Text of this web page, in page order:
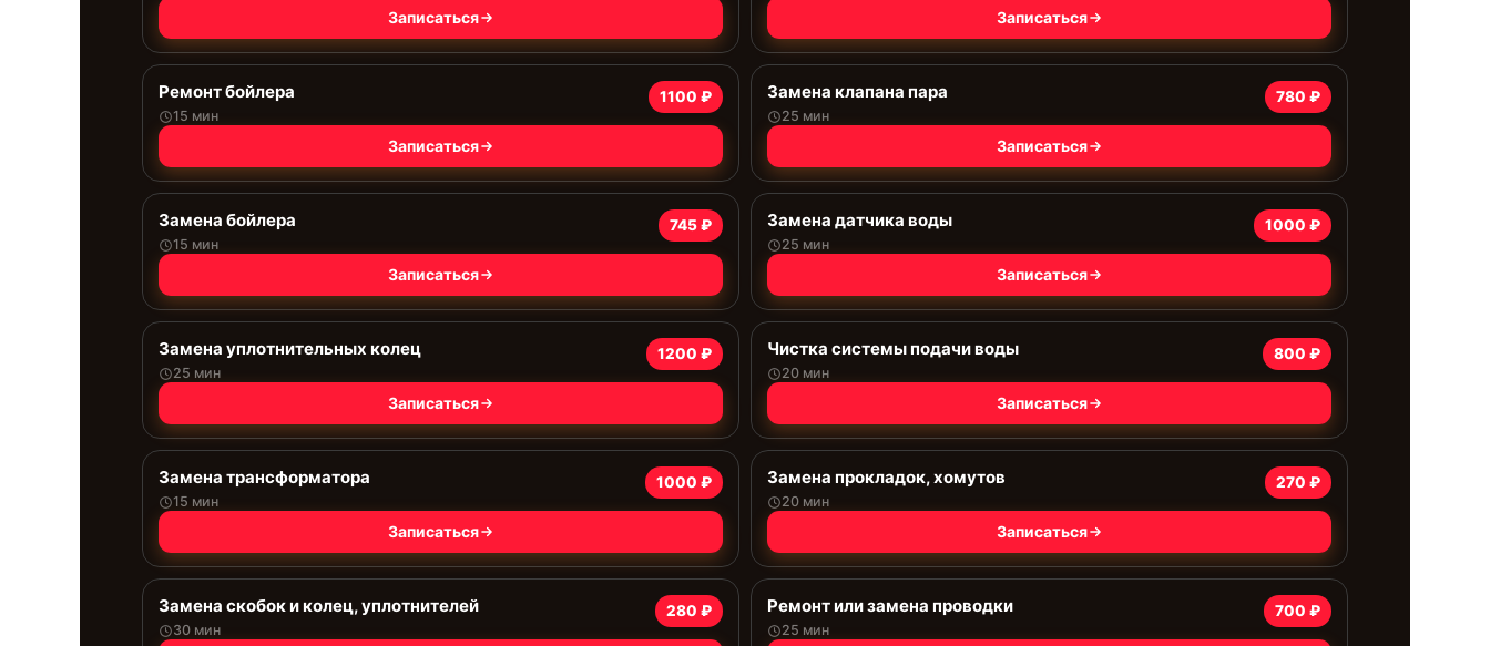
Записаться Записаться
Ремонт бойлера
15 мин
1100 ₽
Записаться
Замена клапана пара
25 мин
780 ₽
Записаться
Замена бойлера
15 мин
745 ₽
Записаться
Замена датчика воды
25 мин
1000 ₽
Записаться
Замена уплотнительных колец
25 мин
1200 ₽
Записаться
Чистка системы подачи воды
20 мин
800 ₽
Записаться
Замена трансформатора
15 мин
1000 ₽
Записаться
Замена прокладок, хомутов
20 мин
270 ₽
Записаться
Замена скобок и колец, уплотнителей
30 мин
280 ₽ Ремонт или замена проводки
25 мин
700 ₽